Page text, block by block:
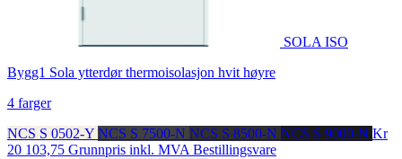
SOLA ISO
Bygg1 Sola ytterdør thermoisolasjon hvit høyre
4 farger
NCS S 0502-Y NCS S 7500-N NCS S 8500-N NCS S 9000-N Kr
20 103,75 Grunnpris inkl. MVA Bestillingsvare